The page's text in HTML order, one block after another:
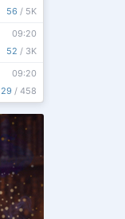
56 / 5K
52 / 3K
09:20
29 / 458
09:20